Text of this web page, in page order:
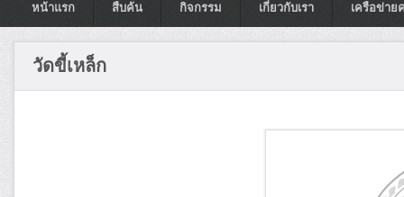
หน้าแรก สืบค้น กิจกรรม เกี่ยวกับเรา เครือข่าย
วัดขี้เหล็ก